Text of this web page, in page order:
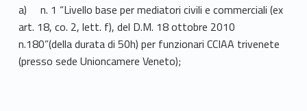
a) n. 1 “Livello base per mediatori civili e commerciali (ex
art. 18, co. 2, lett. f), del D.M. 18 ottobre 2010
n.180”(della durata di 50h) per funzionari CCIAA trivenete
(presso sede Unioncamere Veneto);